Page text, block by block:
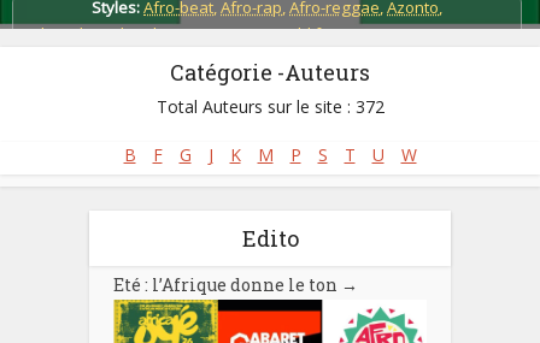
Styles:Afro-beat,Afro-rap,Afro-reggae,Azonto,
Blues Ibo (Igbo Blues),Fuji Music,Highlife,Juju Music,Naija Music,
Palm Wine Music / Maringa
Catégorie -Auteurs
Total Auteurs sur le site : 372
B F G J K M P S T U W
Edito
Eté : l’Afrique donne le ton →